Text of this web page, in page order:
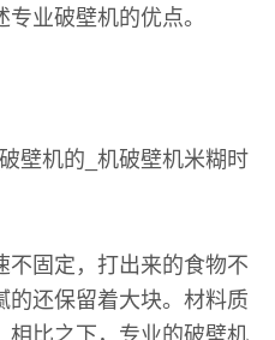
专业破壁机的优点。
不固定，打出来的食物不
的还保留着大块。材料质
相比之下，专业的破壁机